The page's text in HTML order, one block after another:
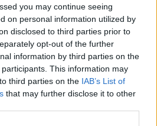
you may continue seeing
on personal information utilized by
disclosed to third parties prior to
opt-out of the further
information by third parties on the
participants. This information may
third parties on the IAB’s List of
that may further disclose it to other
Centro Médico
Teknon
Barcelona
Quirónsalud
Barcelona
Hospitalaria (IEH) analiza
españoles públicos y
con la calidad y